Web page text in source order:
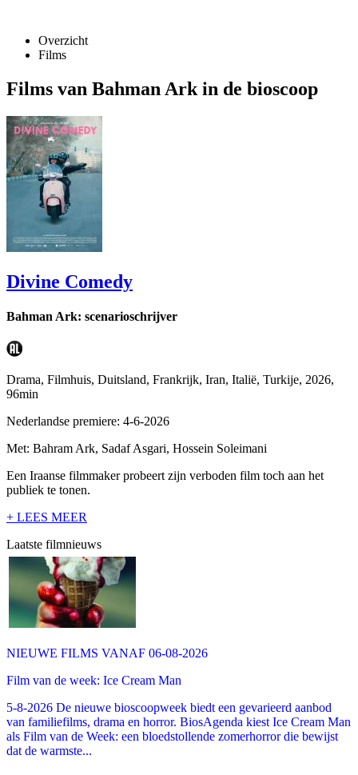
Overzicht
Films
Films van Bahman Ark in de bioscoop
Divine Comedy
Bahman Ark: scenarioschrijver
Drama, Filmhuis, Duitsland, Frankrijk, Iran, Italië, Turkije, 2026,
96min
Nederlandse premiere: 4-6-2026
Met: Bahram Ark, Sadaf Asgari, Hossein Soleimani
Een Iraanse filmmaker probeert zijn verboden film toch aan het
publiek te tonen.
+ LEES MEER
Laatste filmnieuws
NIEUWE FILMS VANAF 06-08-2026
Film van de week: Ice Cream Man
5-8-2026 De nieuwe bioscoopweek biedt een gevarieerd aanbod
van familiefilms, drama en horror. BiosAgenda kiest Ice Cream Man
als Film van de Week: een bloedstollende zomerhorror die bewijst
dat de warmste...